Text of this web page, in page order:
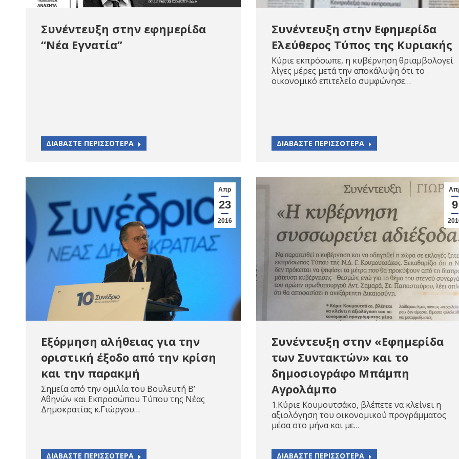
Συνέντευξη στην εφημερίδα
“Νέα Εγνατία”
ΔΙΑΒΑΣΤΕ ΠΕΡΙΣΣΟΤΕΡΑ
Συνέντευξη στην Εφημερίδα
Ελεύθερος Τύπος της Κυριακής
Κύριε εκπρόσωπε, η κυβέρνηση θριαμβολογεί
λίγες μέρες μετά την αποκάλυψη ότι το
οικονομικό επιτελείο συμφώνησε…
ΔΙΑΒΑΣΤΕ ΠΕΡΙΣΣΟΤΕΡΑ
Απρ
23
2016
Εξόρμηση αλήθειας για την
οριστική έξοδο από την κρίση
και την παρακμή
Σημεία από την ομιλία του Βουλευτή Β’
Αθηνών και Εκπροσώπου Τύπου της Νέας
Δημοκρατίας κ.Γιώργου…
ΔΙΑΒΑΣΤΕ ΠΕΡΙΣΣΟΤΕΡΑ
9
Συνέντευξη στην «Εφημερίδα
των Συντακτών» και το
δημοσιογράφο Μπάμπη
Αγρολάμπο
1.Κύριε Κουμουτσάκο, βλέπετε να κλείνει η
αξιολόγηση του οικονομικού προγράμματος
μέσα στο μήνα και με…
ΔΙΑΒΑΣΤΕ ΠΕΡΙΣΣΟΤΕΡΑ